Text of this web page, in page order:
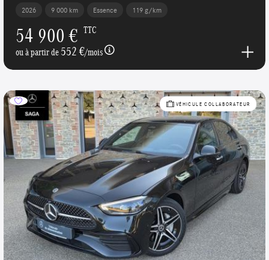
2026 9 000 km Essence 119 g/km
54 900 € TTC
ou à partir de552 €/mois
VÉHICULE COLLABORATEUR